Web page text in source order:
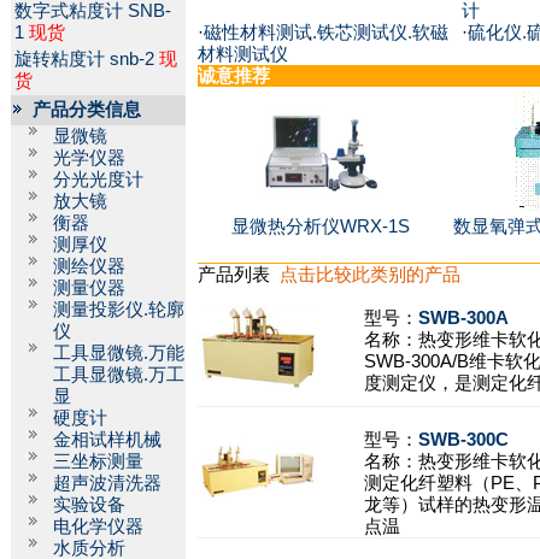
数字式粘度计 SNB-
1 现货
旋转粘度计 snb-2 现
货
产品分类信息
显微镜
光学仪器
分光光度计
放大镜
衡器
测厚仪
测绘仪器
测量仪器
测量投影仪.轮廓
仪
工具显微镜.万能
工具显微镜.万工
显
硬度计
金相试样机械
三坐标测量
超声波清洗器
实验设备
电化学仪器
水质分析
计
·磁性材料测试.铁芯测试仪.软磁
材料测试仪
·硫化仪.
诚意推荐
显微热分析仪WRX-1S 数显氧弹
产品列表 点击比较此类别的产品
型号： SWB-300A
名称： 热变形维卡软
SWB-300A/B维卡软
度测定仪，是测定化
型号： SWB-300C
名称： 热变形维卡软
测定化纤塑料（PE、
龙等）试样的热变形
点温